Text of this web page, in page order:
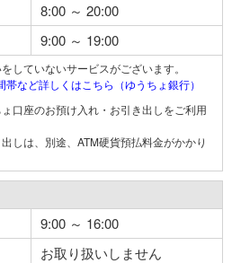
8:00 ～ 20:00
9:00 ～ 19:00
していないサービスがございます。
など詳しくはこちら（ゆうちょ銀行）
口座のお預け入れ・お引き出しをご利用
しは、別途、ATM硬貨預払料金がかかり
9:00 ～ 16:00
お取り扱いしません